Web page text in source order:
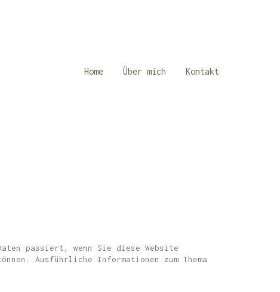
Home Über mich Kontakt
passiert, wenn Sie diese Website
Ausführliche Informationen zum Thema